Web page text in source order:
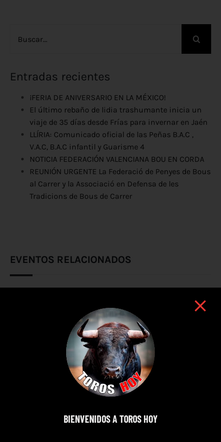
Entradas recientes
¡FERIA DE ANIVERSARIO EN LA MÉXICO!
El último rebaño de lidia trashumante inicia un
viaje de 35 días desde Frías para invernar en Jaén
LLÍRIA: Comunicado oficial de las Peñas B.A.C ,
V.A.C, B.A.C infantil y Guarisme 4
NOTICIA FEDERACIÓN VALENCIANA BOU EN CORDA
REUNIÓN URGENTE La Federació de Penyes de Bous
al Carrer y la Associació en Defensa de les
Tradicions de Bous de Carrer
EVENTOS RELACIONADOS
BIENVENIDOS A TOROS HOY